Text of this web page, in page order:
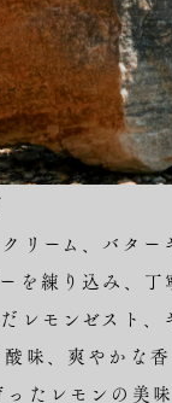
リーム、バタ
を練り込み、丁
レモンゼスト
味、爽やかな
たレモンの美